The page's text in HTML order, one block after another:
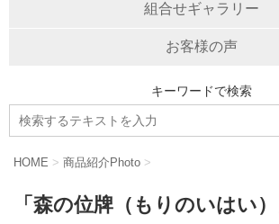
組合せギャラリー
お客様の声
キーワードで検索
HOME > 商品紹介Photo >
「森の位牌（もりのいはい